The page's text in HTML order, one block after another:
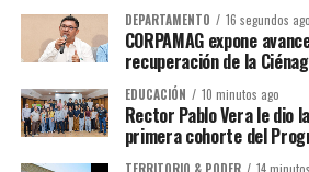
DEPARTAMENTO 16 segundos ago
CORPAMAG expone
recuperación de la
EDUCACIÓN 10 minutos ago
Rector Pablo Vera le dio
primera cohorte del